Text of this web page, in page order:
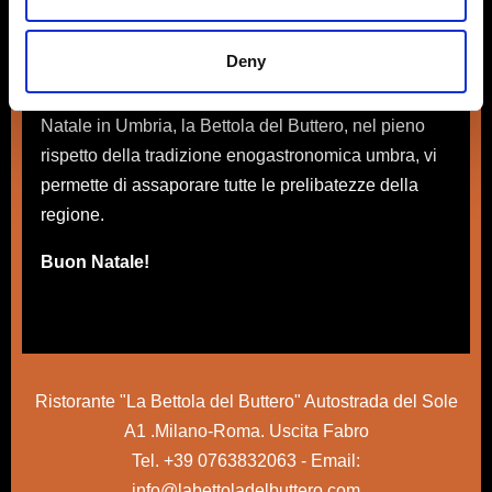
Deny
poi la Stella di Miranda, la cometa artificiale più
Qualunque sia il motivo che vi spinge a godervi il
Natale in Umbria, la Bettola del Buttero, nel pieno
rispetto della tradizione enogastronomica umbra, vi
permette di assaporare tutte le prelibatezze della
regione.
Buon Natale!
Ristorante "La Bettola del Buttero" Autostrada del Sole
A1 .Milano-Roma. Uscita Fabro
Tel. +39 0763832063 - Email: